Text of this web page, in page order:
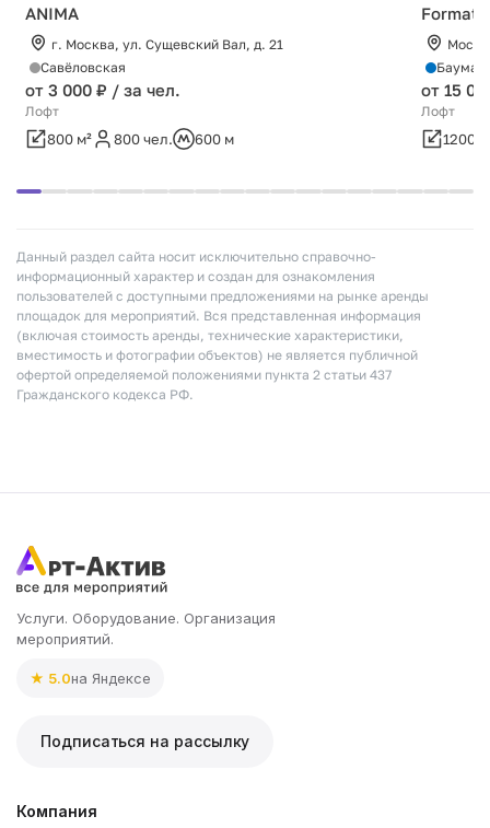
ANIMA
г. Москва, ул. Сущевский Вал, д. 21
Савёловская
от 3 000 ₽ / за чел.
Лофт
800 м² 800 чел. 600 м
Format
от 15
Лофт
1200
Данный раздел сайта носит исключительно справочно-
информационный характер и создан для ознакомления
пользователей с доступными предложениями на рынке аренды
площадок для мероприятий. Вся представленная информация
(включая стоимость аренды, технические характеристики,
вместимость и фотографии объектов) не является публичной
офертой определяемой положениями пункта 2 статьи 437
Гражданского кодекса РФ.
Услуги. Оборудование. Организация
мероприятий.
★ 5.0на Яндексе
Подписаться на рассылку
Компания